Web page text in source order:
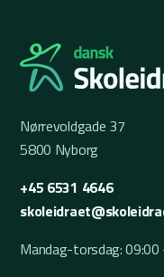
Nørrevoldgade 37
5800 Nyborg
+45 6531 4646
Mandag-torsdag: 09:00